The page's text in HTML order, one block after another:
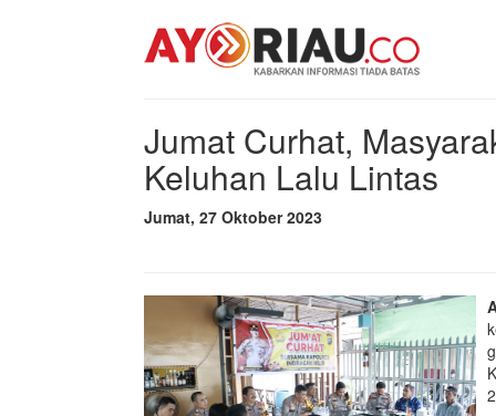
Jumat Curhat,
Keluhan Lalu Lintas
Jumat, 27 Oktober 2023